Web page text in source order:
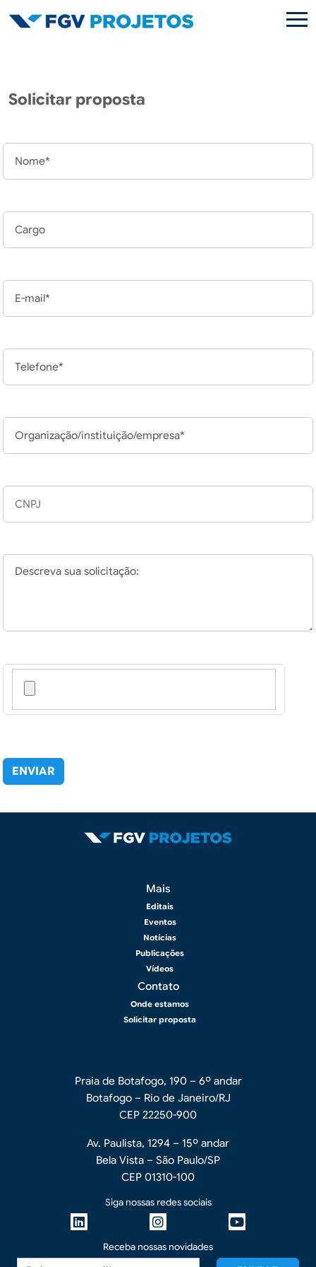
Solicitar proposta
Mais
Editais
Eventos
Notícias
Publicações
Vídeos
Contato
Onde estamos
Solicitar proposta
Praia de Botafogo, 190 – 6º andar
Botafogo – Rio de Janeiro/RJ
CEP 22250-900
Av. Paulista, 1294 – 15º andar
Bela Vista – São Paulo/SP
CEP 01310-100
Siga nossas redes sociais
Receba nossas novidades